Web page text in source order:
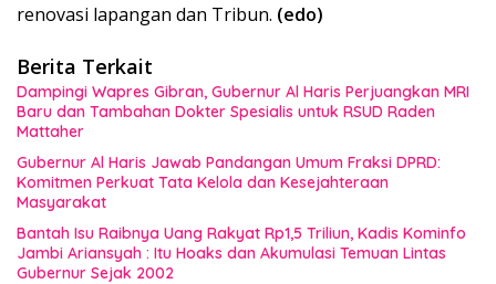
renovasi lapangan dan Tribun. (edo)
Berita Terkait
Dampingi Wapres Gibran, Gubernur Al Haris Perjuangkan MRI
Baru dan Tambahan Dokter Spesialis untuk RSUD Raden
Mattaher
Gubernur Al Haris Jawab Pandangan Umum Fraksi DPRD:
Komitmen Perkuat Tata Kelola dan Kesejahteraan
Masyarakat
Bantah Isu Raibnya Uang Rakyat Rp1,5 Triliun, Kadis Kominfo
Jambi Ariansyah : Itu Hoaks dan Akumulasi Temuan Lintas
Gubernur Sejak 2002